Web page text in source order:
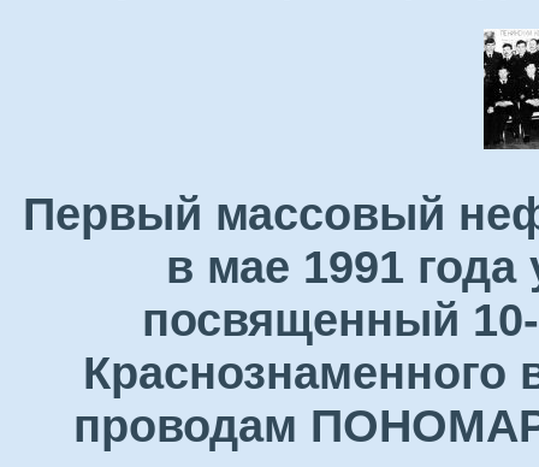
Первый массовый
в мае 1991 года
посвященный
Краснознаменного
проводам